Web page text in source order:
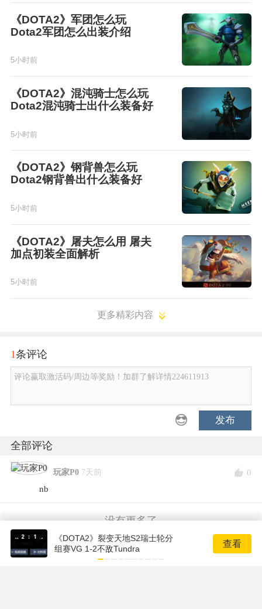
《DOTA2》军团怎么玩
Dota2军团怎么出装介绍
5小时前
《DOTA2》混沌骑士怎么玩
Dota2混沌骑士出什么装备好
5小时前
《DOTA2》钢背兽怎么玩
Dota2钢背兽出什么装备好
5小时前
《DOTA2》屠夫怎么用 屠夫
加点初装全面解析
5小时前
更多精彩内容
1条评论
评论赢取激活码/周边等奖励！加群了解详情224611913
发布
全部评论
玩家P0 7天前
0
nb
没有更多了
《DOTA2》裂变天地S2瑞士轮分
组赛VG 1-2不敌Tundra
查看